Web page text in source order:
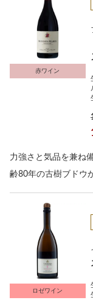
赤ワイン
力強さと気品を兼ね
齢80年の古樹ブドウ
ロゼワイン